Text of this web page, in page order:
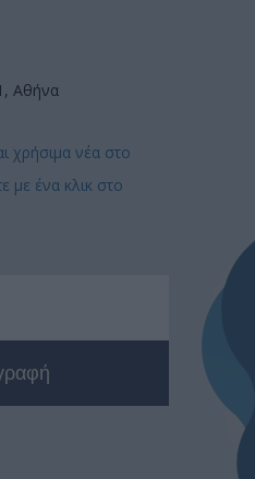
Αθήνα
χρήσιμα νέα στο
με ένα κλικ στο